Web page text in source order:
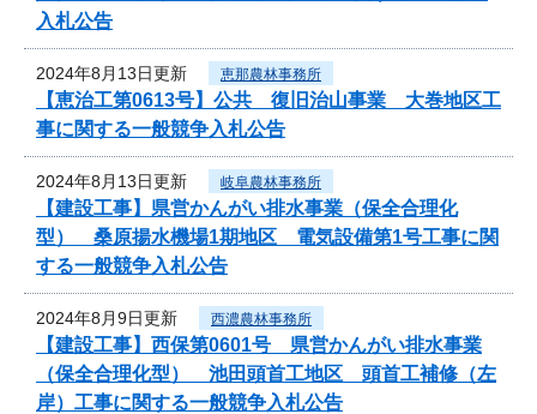
入札公告
2024年8月13日更新 恵那農林事務所
【恵治工第0613号】公共 復旧治山事業 大巻地区工
事に関する一般競争入札公告
2024年8月13日更新 岐阜農林事務所
【建設工事】県営かんがい排水事業（保全合理化
型） 桑原揚水機場1期地区 電気設備第1号工事に関
する一般競争入札公告
2024年8月9日更新 西濃農林事務所
【建設工事】西保第0601号 県営かんがい排水事業
（保全合理化型） 池田頭首工地区 頭首工補修（左
岸）工事に関する一般競争入札公告